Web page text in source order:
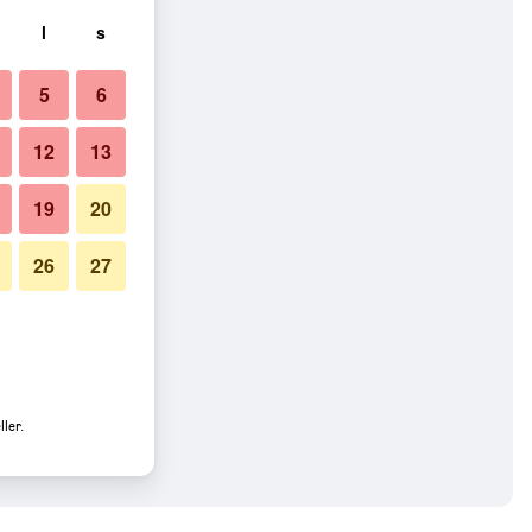
l s
5 6
12 13
19 20
26 27